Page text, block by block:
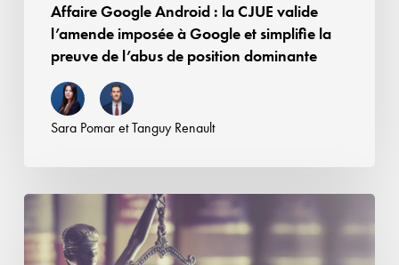
simplifie
preuve
position
dominante
Affaire Google Android : la CJUE valide
l’amende imposée à Google et simplifie la
preuve de l’abus de position dominante
Sara PomaretTanguy Renault
concurrence
déloyale